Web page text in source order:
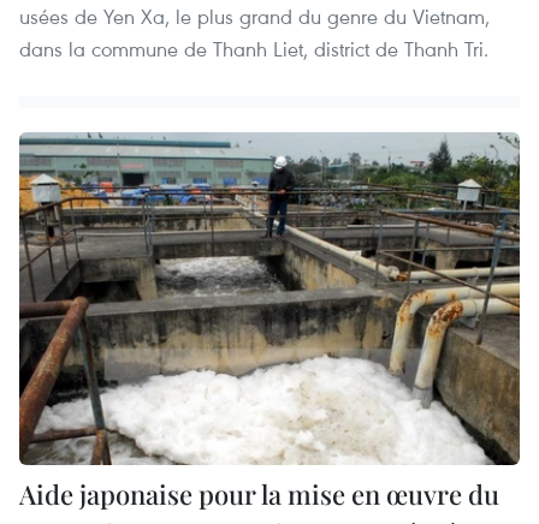
usées de Yen Xa, le plus grand du genre du Vietnam,
dans la commune de Thanh Liet, district de Thanh Tri.
Aide japonaise pour la mise en œuvre du